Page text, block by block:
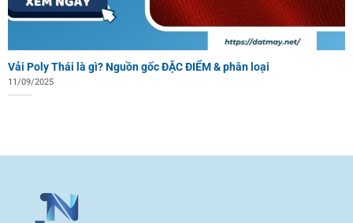
Vải Poly Thái là gì? Nguồn gốc ĐẶC ĐIỂM & phân loại
11/09/2025